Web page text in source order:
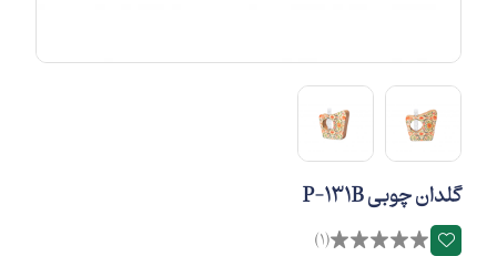
گلدان چوبی P-131B
(1)